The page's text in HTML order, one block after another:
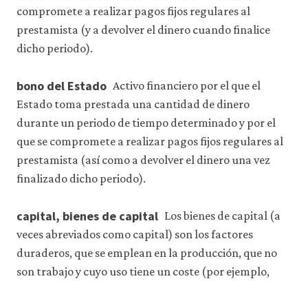
compromete a realizar pagos fijos regulares al
prestamista (y a devolver el dinero cuando finalice
dicho periodo).
bono del Estado Activo financiero por el que el
Estado toma prestada una cantidad de dinero
durante un periodo de tiempo determinado y por el
que se compromete a realizar pagos fijos regulares al
prestamista (así como a devolver el dinero una vez
finalizado dicho periodo).
capital, bienes de capital Los bienes de capital (a
veces abreviados como capital) son los factores
duraderos, que se emplean en la producción, que no
son trabajo y cuyo uso tiene un coste (por ejemplo,